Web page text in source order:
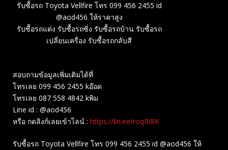
รับซื้อรถ Toyota Vellfire โทร 099 456 2455 id
@aod456 ให้ราคาสูง
รับซื้อรถแต่ง รับซื้อรถซิ่ง รับซื้อรถบ้าน รับซื้อรถ
เปลี่ยนเครื่อง รับซื้อรถกลับสี
สอบถามข้อมูลเพิ่มเติมได้ที่
โทรเลย 099 456 2455 kอ๊อด
โทรเลย 087 558 4842 kพิม
Line id : @aod456
หรือ กดลิงก์เลยเข้าไลน์ : https://lin.ee/roqRI8K
รับซื้อรถ Toyota Vellfire โทร 099 456 2455 id @aod456 ให้